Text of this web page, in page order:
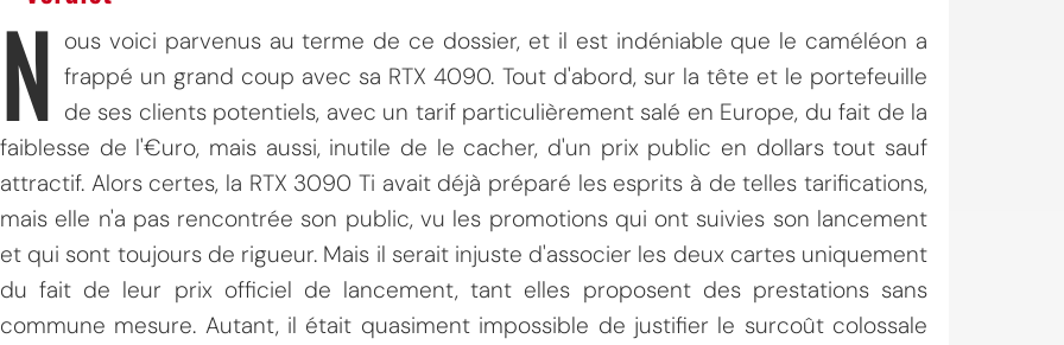
N ous voici parvenus au terme de ce dossier, et il est indéniable que le caméléon a
frappé un grand coup avec sa RTX 4090. Tout d'abord, sur la tête et le portefeuille
de ses clients potentiels, avec un tarif particulièrement salé en Europe, du fait de la
faiblesse de l'€uro, mais aussi, inutile de le cacher, d'un prix public en dollars tout sauf
attractif. Alors certes, la RTX 3090 Ti avait déjà préparé les esprits à de telles tarifications,
mais elle n'a pas rencontrée son public, vu les promotions qui ont suivies son lancement
et qui sont toujours de rigueur. Mais il serait injuste d'associer les deux cartes uniquement
du fait de leur prix officiel de lancement, tant elles proposent des prestations sans
commune mesure. Autant, il était quasiment impossible de justifier le surcoût colossale